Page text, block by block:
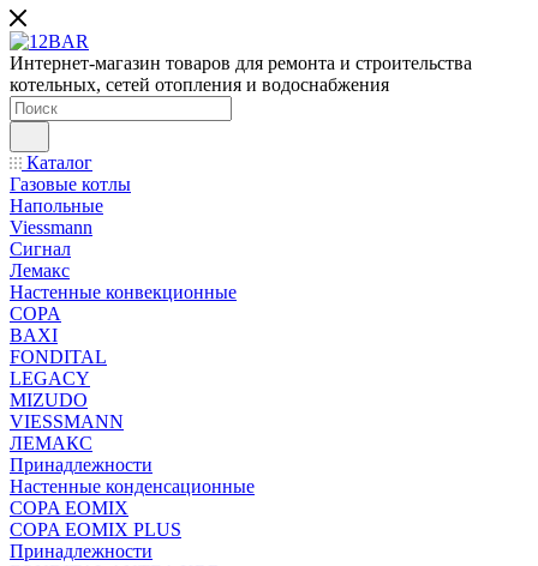
Интернет-магазин товаров для ремонта и строительства
котельных, сетей отопления и водоснабжения
Каталог
Газовые котлы
Напольные
Viessmann
Сигнал
Лемакс
Настенные конвекционные
COPA
BAXI
FONDITAL
LEGACY
MIZUDO
VIESSMANN
ЛЕМАКС
Принадлежности
Настенные конденсационные
COPA EOMIX
COPA EOMIX PLUS
Принадлежности